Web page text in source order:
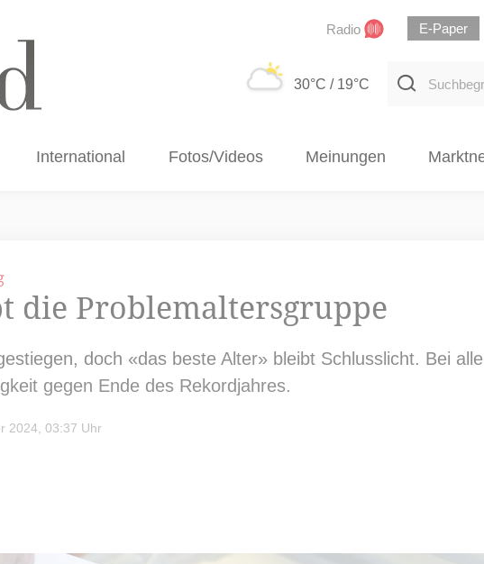
Radio E-Paper
30°C / 19°C
Suchbegriff
International Fotos/Videos Meinungen
die Problemaltersgruppe
doch «das beste Alter» bleibt Schlusslicht. Bei
gegen Ende des Rekordjahres.
2024, 03:37 Uhr